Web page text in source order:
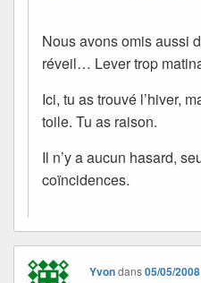
Nous avons omis aussi
réveil… Lever trop
Ici, tu as trouvé l’hiver,
toile. Tu as raison.
Il n’y a aucun hasard,
coïncidences.
Yvondans05/05/